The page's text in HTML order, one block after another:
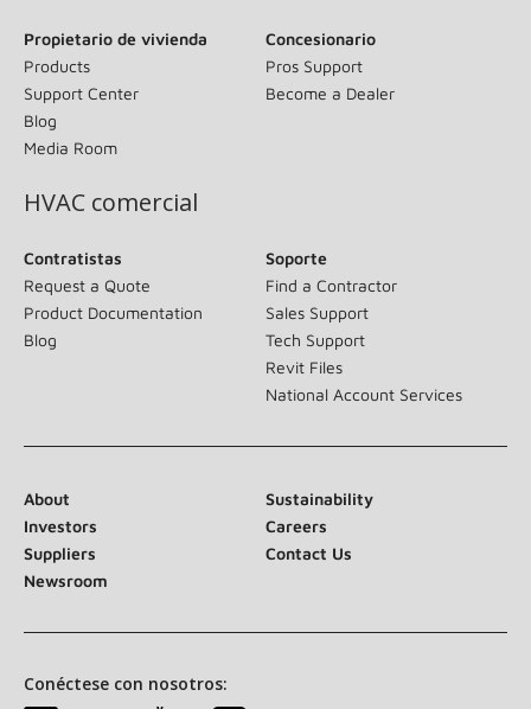
Propietario de vivienda
Products
Support Center
Blog
Media Room
Concesionario
Pros Support
Become a Dealer
HVAC comercial
Contratistas
Request a Quote
Product Documentation
Blog
Soporte
Find a Contractor
Sales Support
Tech Support
Revit Files
National Account Services
About
Sustainability
Investors
Careers
Suppliers
Contact Us
Newsroom
Conéctese con nosotros: